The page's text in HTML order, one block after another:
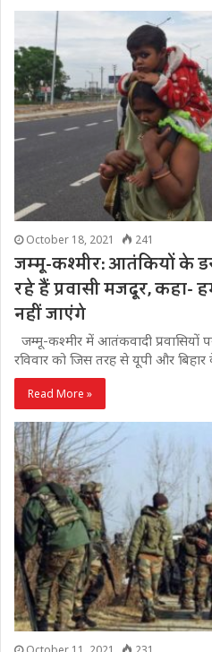
October 18, 2021 241
जम्मू-कश्मीर: आतंकियों के
रहे हैं प्रवासी मजदूर, कहा-
नहीं जाएंगे
जम्मू-कश्मीर में आतंकवादी प्रवासियों
रविवार को जिस तरह से यूपी और
Read More »